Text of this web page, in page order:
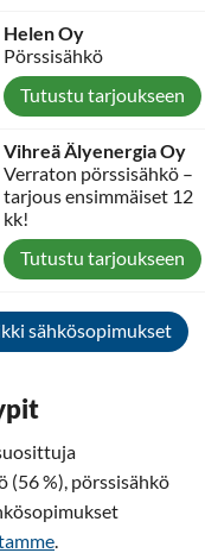
Helen Oy
Pörssisähkö
Tutustu tarjoukseen
Vihreä Älyenergia Oy
Verraton pörssisähkö –
tarjous ensimmäiset 12
kk!
Tutustu tarjoukseen
sähkösopimukset
(56 %), pörssisähkö